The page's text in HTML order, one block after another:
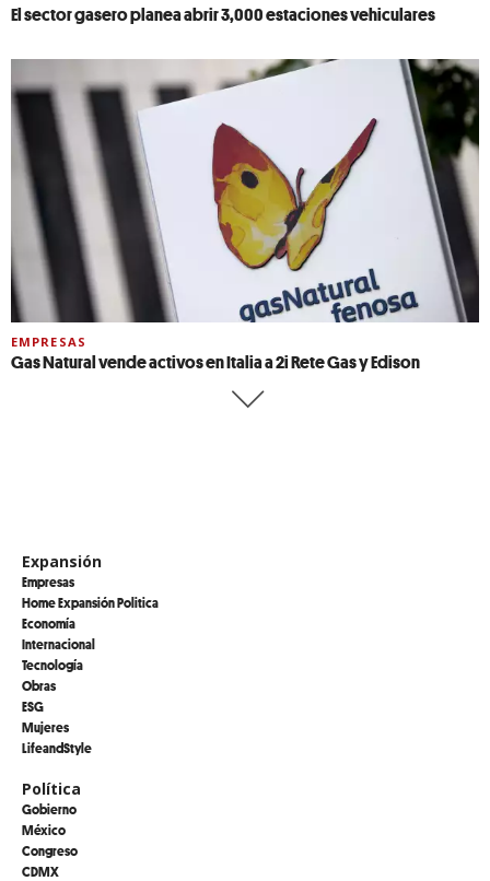
El sector gasero planea abrir 3,000 estaciones vehiculares
EMPRESAS
Gas Natural vende activos en Italia a 2i Rete Gas y Edison
Expansión
Empresas
Home Expansión Politica
Economía
Internacional
Tecnología
Obras
ESG
Mujeres
LifeandStyle
Política
Gobierno
México
Congreso
CDMX